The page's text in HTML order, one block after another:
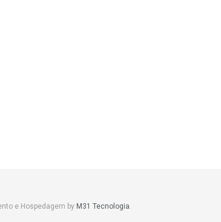
e Hospedagem by M31 Tecnologia.